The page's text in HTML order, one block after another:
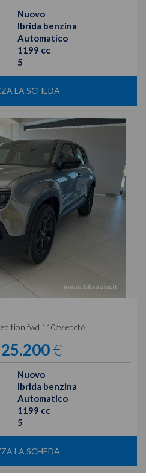
Nuovo
Ibrida benzina
Automatico
1199 cc
5
LA SCHEDA
fwd 110cv edct6
25.200€
Nuovo
Ibrida benzina
Automatico
1199 cc
5
LA SCHEDA